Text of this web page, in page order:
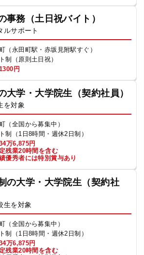
事務（土日祝バイト）
ルサポート
（永田町駅・赤坂見附駅すぐ）
制（原則土日祝）
円
大学・大学院生（契約社員）
を対象
（全国から募集中）
制（1日8時間・週休2日制）
万6,875円
残業20時間を含む
優秀者には特別賞与あり
の大学・大学院生（契約社
生を対象
（全国から募集中）
制（1日8時間・週休2日制）
万6,875円
残業20時間を含む